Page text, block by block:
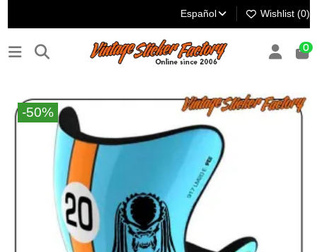
Español Wishlist (0)
0
-50%